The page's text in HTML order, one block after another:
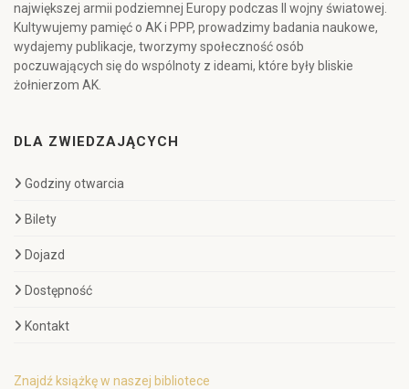
największej armii podziemnej Europy podczas II wojny światowej.
Kultywujemy pamięć o AK i PPP, prowadzimy badania naukowe,
wydajemy publikacje, tworzymy społeczność osób
poczuwających się do wspólnoty z ideami, które były bliskie
żołnierzom AK.
DLA ZWIEDZAJĄCYCH
Godziny otwarcia
Bilety
Dojazd
Dostępność
Kontakt
Znajdź książkę w naszej bibliotece